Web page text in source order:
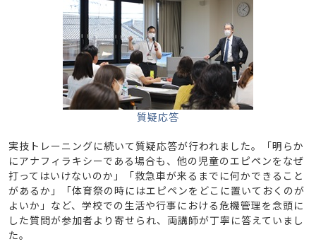
質疑応答
実技トレーニングに続いて質疑応答が行われました。「明らか
にアナフィラキシーである場合も、他の児童のエピペンをなぜ
打ってはいけないのか」「救急車が来るまでに何かできること
があるか」「体育祭の時にはエピペンをどこに置いておくのが
よいか」など、学校での生活や行事における危機管理を念頭に
した質問が参加者より寄せられ、両講師が丁寧に答えていまし
た。